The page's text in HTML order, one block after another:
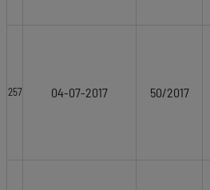
257 04-07-2017 50/2017